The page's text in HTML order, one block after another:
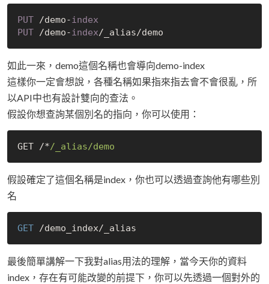
PUT /demo-index
PUT /demo-index
如此一來，demo這個名稱也會導向demo-index
這樣你一定會想說，各種名稱如果指來指去會不會很亂，所
以API中也有設計雙向的查法。
假設你想查詢某個別名的指向，你可以使用：
GET /*/_alias/demo
假設確定了這個名稱是index，你也可以透過查詢他有哪些別
名
GET
最後簡單講解一下我對alias用法的理解，當今天你的資料
index，存在有可能改變的前提下，你可以先透過一個對外的